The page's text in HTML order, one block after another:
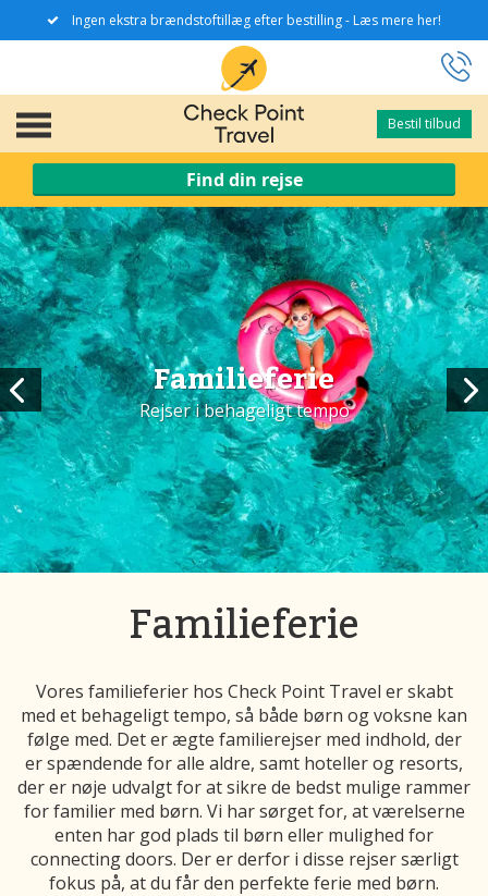
Ingen ekstra brændstoftillæg efter bestilling - Læs mere her!
Bestil tilbud
Bestil tilbud
Find din rejse
Familieferie
Rejser i behageligt tempo
Familieferie
Vores familieferier hos Check Point Travel er skabt
med et behageligt tempo, så både børn og voksne kan
følge med. Det er ægte familierejser med indhold, der
er spændende for alle aldre, samt hoteller og resorts,
der er nøje udvalgt for at sikre de bedst mulige rammer
for familier med børn. Vi har sørget for, at værelserne
enten har god plads til børn eller mulighed for
connecting doors. Der er derfor i disse rejser særligt
fokus på, at du får den perfekte ferie med børn.